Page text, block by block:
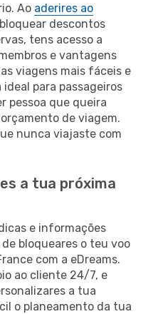
Ao aderires ao
descontos
tens acesso a
e vantagens
viagens mais fáceis e
para passageiros
pessoa que queira
de viagem.
nunca viajaste com
a tua próxima
e informações
bloqueares o teu voo
com a eDreams.
ao cliente 24/7, e
a tua
o planeamento da tua